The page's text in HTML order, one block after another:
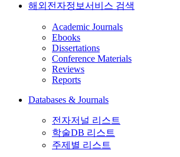
해외전자정보서비스 검색
Academic Journals
Ebooks
Dissertations
Conference Materials
Reviews
Reports
Databases & Journals
전자저널 리스트
학술DB 리스트
주제별 리스트